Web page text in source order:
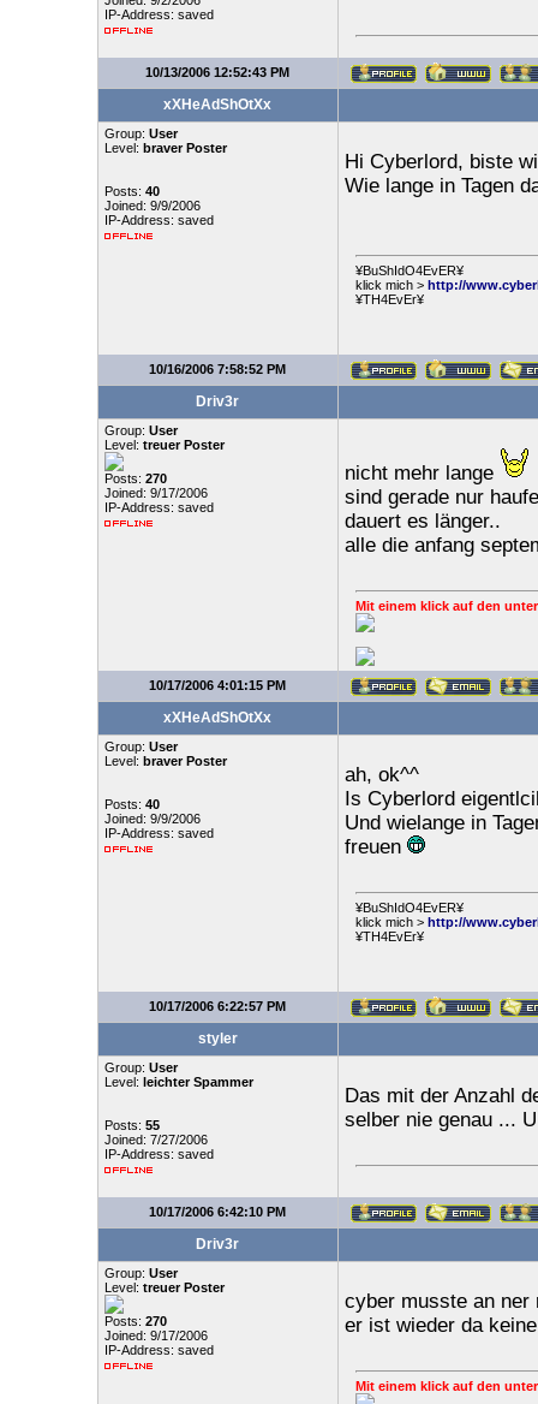
IP-Address: saved
10/13/2006 12:52:43 PM
xXHeAdShOtXx
Group: User
Level: braver Poster
Posts: 40
Joined: 9/9/2006
IP-Address: saved
Hi Cyberlord, biste
Wie lange in Tagen
¥BuShIdO4EvER¥
klick mich > http://
¥TH4EvEr¥
10/16/2006 7:58:52 PM
Driv3r
Group: User
Level: treuer Poster
Posts: 270
Joined: 9/17/2006
IP-Address: saved
nicht mehr lange
sind gerade nur
dauert es länger..
alle die anfang
Mit einem klick auf den
10/17/2006 4:01:15 PM
xXHeAdShOtXx
Group: User
Level: braver Poster
Posts: 40
Joined: 9/9/2006
IP-Address: saved
ah, ok^^
Is Cyberlord
Und wielange in
freuen
¥BuShIdO4EvER¥
klick mich > http://
¥TH4EvEr¥
10/17/2006 6:22:57 PM
styler
Group: User
Level: leichter Spammer
Posts: 55
Joined: 7/27/2006
IP-Address: saved
Das mit der Anzahl
selber nie genau ...
10/17/2006 6:42:10 PM
Driv3r
Group: User
Level: treuer Poster
Posts: 270
Joined: 9/17/2006
IP-Address: saved
cyber musste an ner
er ist wieder da
Mit einem klick auf den